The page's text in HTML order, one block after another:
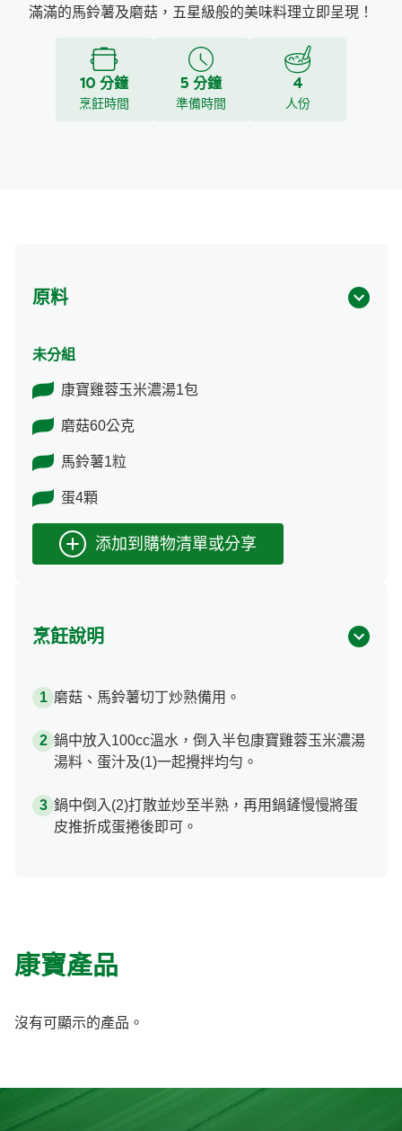
滿滿的馬鈴薯及磨菇，五星級般的美味料理立即呈現！
10 分鐘
烹飪時間
5 分鐘
準備時間
4
人份
原料
未分組
康寶雞蓉玉米濃湯1包
磨菇60公克
馬鈴薯1粒
蛋4顆
烹飪說明
磨菇、馬鈴薯切丁炒熟備用。
鍋中放入100cc溫水，倒入半包康寶雞蓉玉米濃湯
湯料、蛋汁及(1)一起攪拌均勻。
鍋中倒入(2)打散並炒至半熟，再用鍋鏟慢慢將蛋
皮推折成蛋捲後即可。
康寶產品
沒有可顯示的產品。